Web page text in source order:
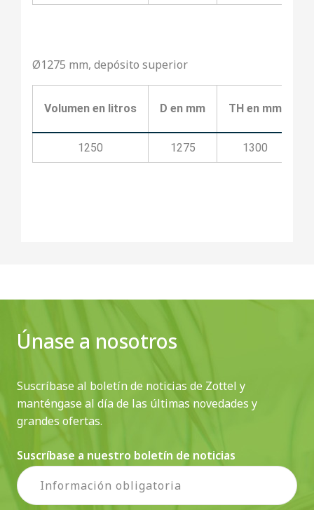
Ø1275 mm, depósito superior
Volumen en litros D en mm TH en mm
1250 1275 1300
Únase a nosotros
Suscríbase al boletín de noticias de Zottel y
manténgase al día de las últimas novedades y
grandes ofertas.
Suscríbase a nuestro boletín de noticias